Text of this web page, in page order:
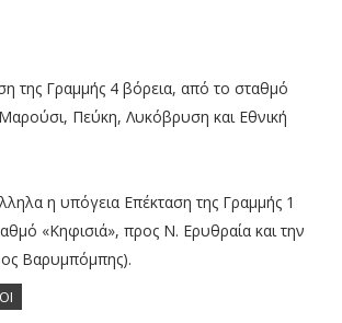
της Γραμμής 4 βόρεια, από το σταθμό
Πεύκη, Λυκόβρυση και Εθνική
η υπόγεια Επέκταση της Γραμμής 1
«Κηφισιά», προς Ν. Ερυθραία και την
Βαρυμπόμπης).